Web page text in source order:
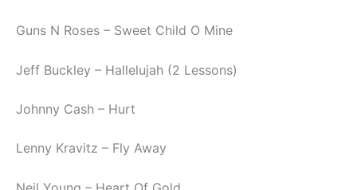
Guns N Roses – Sweet Child O Mine
Jeff Buckley – Hallelujah (2 Lessons)
Johnny Cash – Hurt
Lenny Kravitz – Fly Away